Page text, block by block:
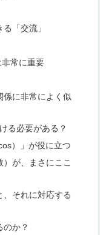
「交流」
常に重要
係に非常によく似
る必要がある？
）」が役に立つ
）が、まさにここ
、それに対応する
のか？